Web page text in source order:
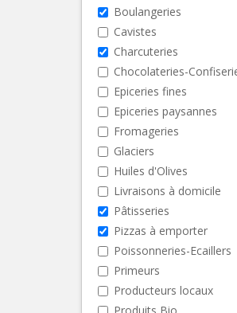
Boulangeries
Cavistes
Charcuteries
Chocolateries-
Epiceries fines
Epiceries paysannes
Fromageries
Glaciers
Huiles d'Olives
Livraisons à domicile
Pâtisseries
Pizzas à emporter
Poissonneries-Ecaillers
Primeurs
Producteurs locaux
Produits Bio